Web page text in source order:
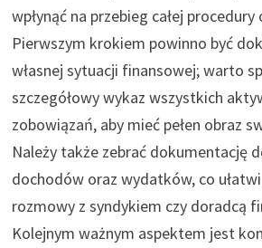
wpłynąć na przebieg całej
Pierwszym krokiem powinno być
własnej sytuacji finansowej; warto
szczegółowy wykaz wszystkich
zobowiązań, aby mieć pełen obraz
Należy także zebrać dokumentację
dochodów oraz wydatków, co
rozmowy z syndykiem czy doradcą
Kolejnym ważnym aspektem jest